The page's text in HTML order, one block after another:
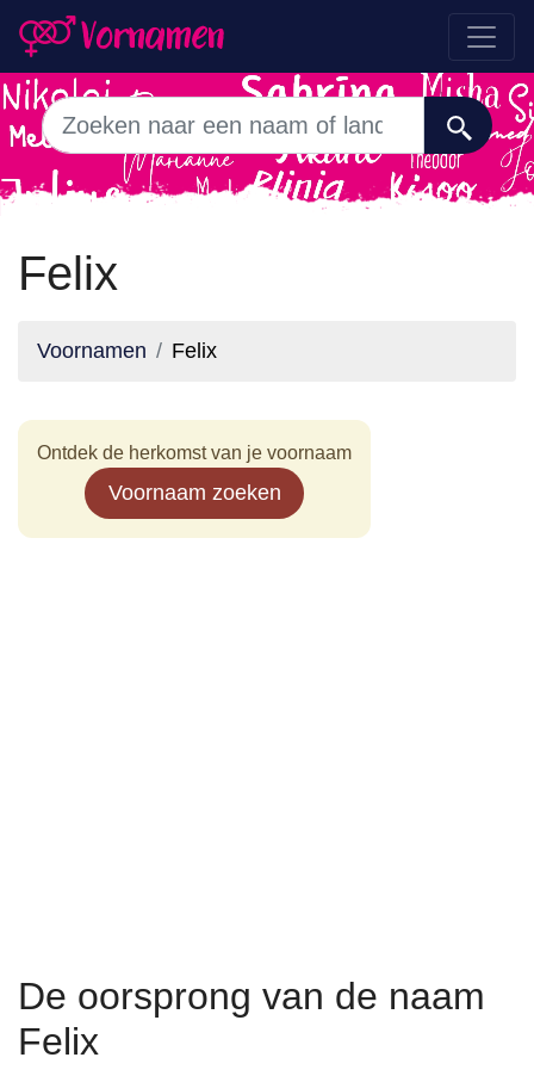
Felix
Voornamen Felix
Ontdek de herkomst van je voornaam
Voornaam zoeken
De oorsprong van de naam
Felix